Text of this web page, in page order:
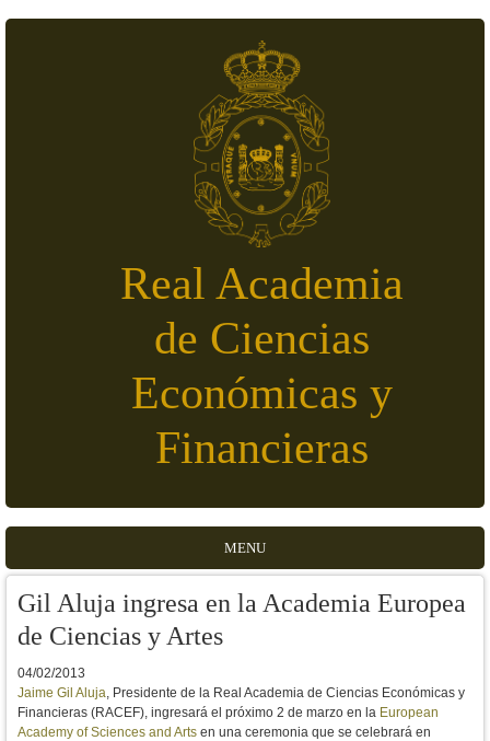
Real Academia
de Ciencias
Económicas y
Financieras
MENU
Gil Aluja ingresa en la Academia Europea
de Ciencias y Artes
04/02/2013
Jaime Gil Aluja, Presidente de la Real Academia de Ciencias Económicas y
Financieras (RACEF), ingresará el próximo 2 de marzo en la European
Academy of Sciences and Arts en una ceremonia que se celebrará en